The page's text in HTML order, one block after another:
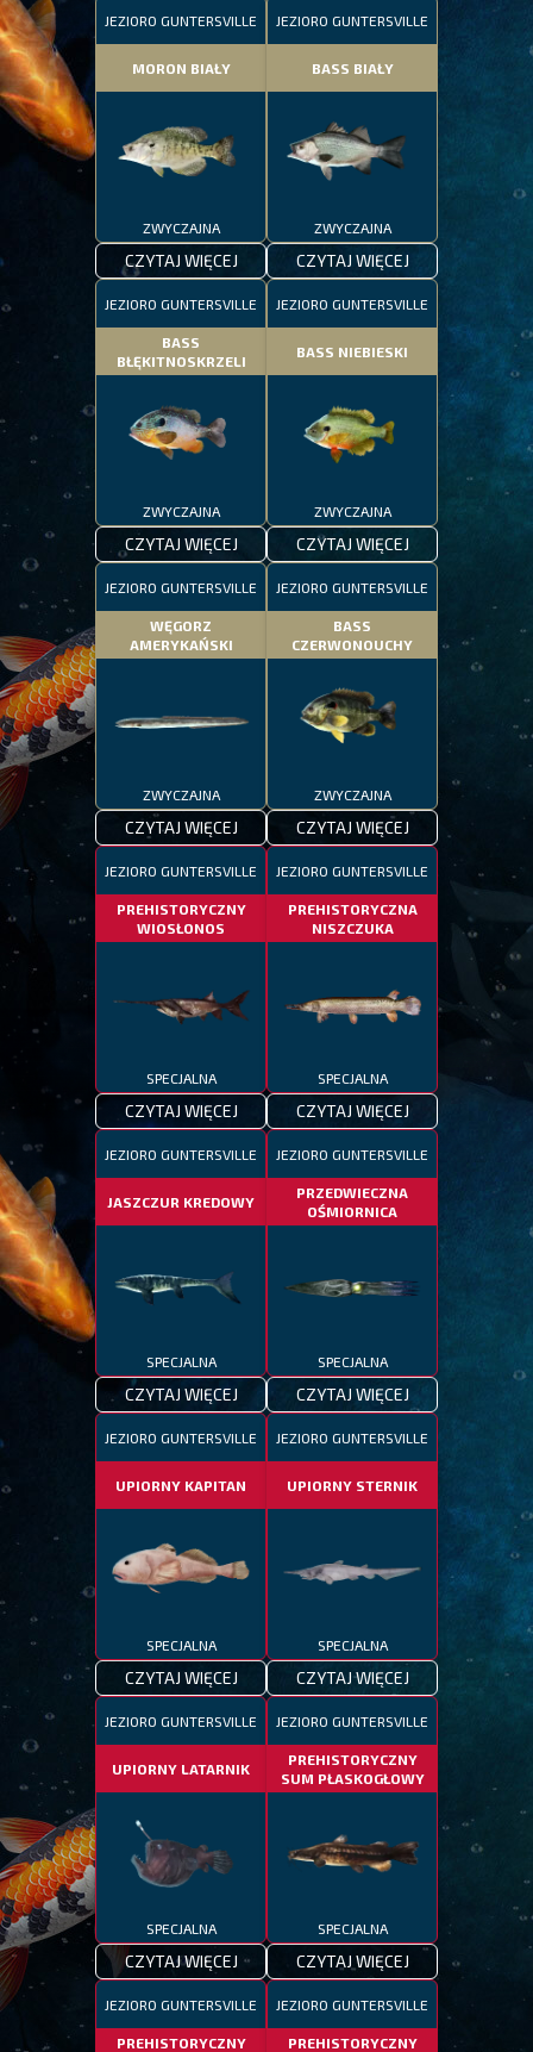
JEZIORO GUNTERSVILLE
MORON BIAŁY
ZWYCZAJNA
CZYTAJ WIĘCEJ
JEZIORO GUNTERSVILLE
BASS BIAŁY
ZWYCZAJNA
CZYTAJ WIĘCEJ
JEZIORO GUNTERSVILLE
BASS
BŁĘKITNOSKRZELI
ZWYCZAJNA
CZYTAJ WIĘCEJ
JEZIORO GUNTERSVILLE
BASS NIEBIESKI
ZWYCZAJNA
CZYTAJ WIĘCEJ
JEZIORO GUNTERSVILLE
WĘGORZ
AMERYKAŃSKI
ZWYCZAJNA
CZYTAJ WIĘCEJ
JEZIORO GUNTERSVILLE
BASS
CZERWONOUCHY
ZWYCZAJNA
CZYTAJ WIĘCEJ
JEZIORO GUNTERSVILLE
PREHISTORYCZNY
WIOSŁONOS
SPECJALNA
CZYTAJ WIĘCEJ
JEZIORO GUNTERSVILLE
PREHISTORYCZNA
NISZCZUKA
SPECJALNA
CZYTAJ WIĘCEJ
JEZIORO GUNTERSVILLE
JASZCZUR KREDOWY
SPECJALNA
CZYTAJ WIĘCEJ
JEZIORO GUNTERSVILLE
PRZEDWIECZNA
OŚMIORNICA
SPECJALNA
CZYTAJ WIĘCEJ
JEZIORO GUNTERSVILLE
UPIORNY KAPITAN
SPECJALNA
CZYTAJ WIĘCEJ
JEZIORO GUNTERSVILLE
UPIORNY STERNIK
SPECJALNA
CZYTAJ WIĘCEJ
JEZIORO GUNTERSVILLE
UPIORNY LATARNIK
SPECJALNA
CZYTAJ WIĘCEJ
JEZIORO GUNTERSVILLE
PREHISTORYCZNY
SUM PŁASKOGŁOWY
SPECJALNA
CZYTAJ WIĘCEJ
JEZIORO GUNTERSVILLE
PREHISTORYCZNY
JEZIORO GUNTERSVILLE
PREHISTORYCZNY